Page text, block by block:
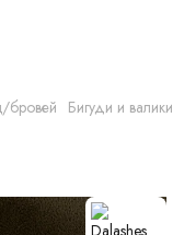
бровей Бигуди и валики